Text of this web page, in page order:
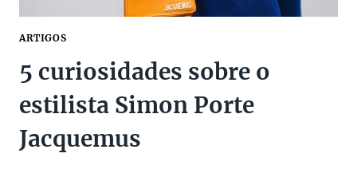
ARTIGOS
5 curiosidades sobre o
estilista Simon Porte
Jacquemus